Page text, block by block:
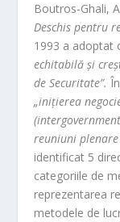
Boutros-Ghali,
Deschis pentru
1993 a adoptat
echitabilă și
de Securitate”.
„inițierea
reuniuni
identificat 5
categoriile de
reprezentarea
metodele de